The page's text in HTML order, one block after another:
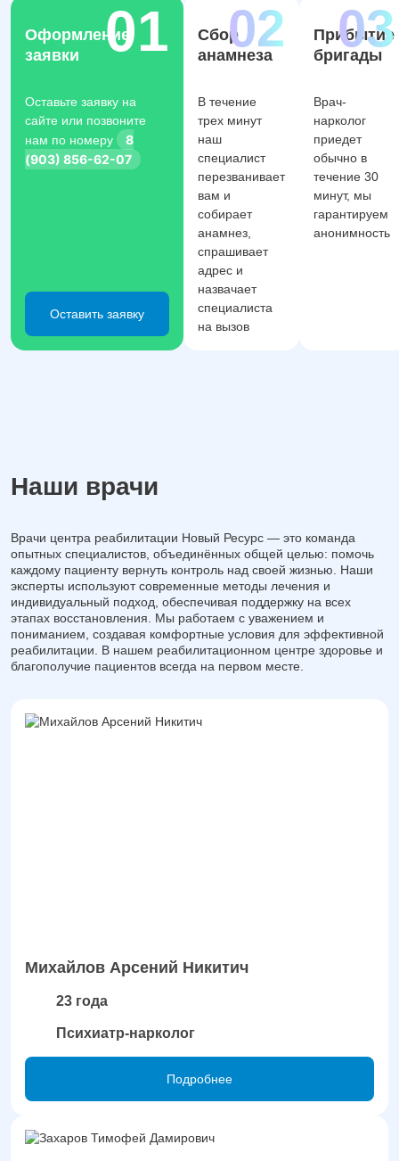
Оформление
заявки
Оставьте заявку на
сайте или позвоните
нам по номеру
8
(903) 856-62-07
Оставить заявку
Сбор
анамнеза
В течение
трех минут
наш
специалист
перезванивает
вам и
собирает
анамнез,
спрашивает
адрес и
назвачает
специалиста
на вызов
Прибытие
бригады
Врач-
нарколог
приедет
обычно в
течение 30
минут, мы
гарантируем
анонимность
Наши врачи
Врачи центра реабилитации Новый Ресурс — это команда
опытных специалистов, объединённых общей целью: помочь
каждому пациенту вернуть контроль над своей жизнью. Наши
эксперты используют современные методы лечения и
индивидуальный подход, обеспечивая поддержку на всех
этапах восстановления. Мы работаем с уважением и
пониманием, создавая комфортные условия для эффективной
реабилитации. В нашем реабилитационном центре здоровье и
благополучие пациентов всегда на первом месте.
Михайлов Арсений Никитич
23 года
Психиатр-нарколог
Подробнее